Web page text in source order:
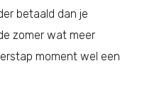
betaald dan je
zomer wat meer
moment wel een